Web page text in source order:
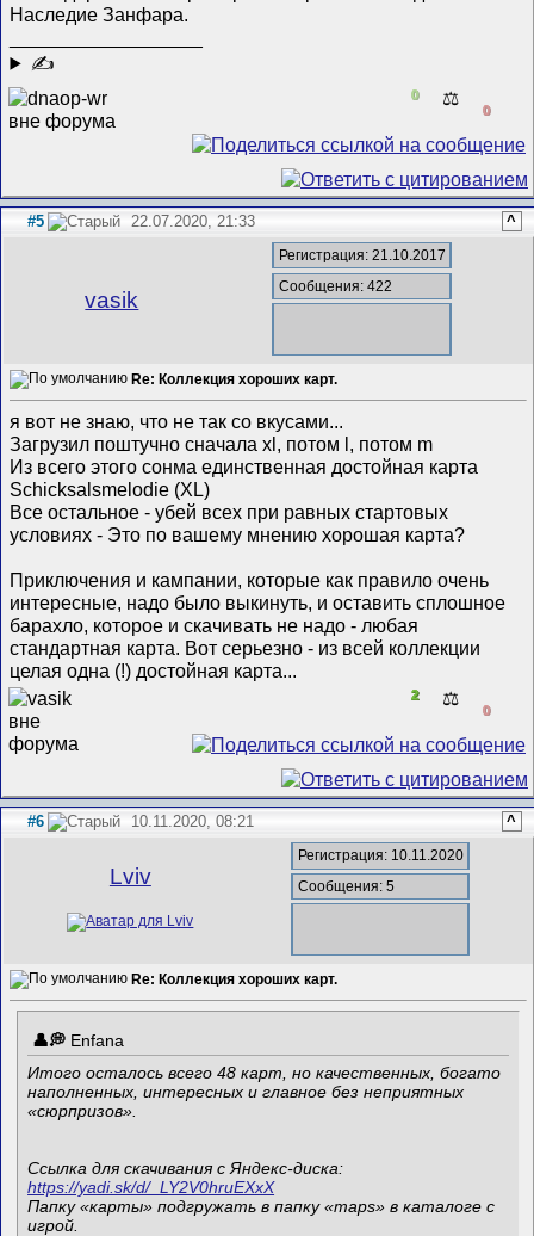
Наследие Занфара.
✍
0 ⚖️
0
#5 22.07.2020, 21:33 ^
vasik
Регистрация: 21.10.2017
Сообщения: 422
Re: Коллекция хороших карт.
я вот не знаю, что не так со вкусами...
Загрузил поштучно сначала xl, потом l, потом m
Из всего этого сонма единственная достойная карта
Schicksalsmelodie (XL)
Все остальное - убей всех при равных стартовых
условиях - Это по вашему мнению хорошая карта?
Приключения и кампании, которые как правило очень
интересные, надо было выкинуть, и оставить сплошное
барахло, которое и скачивать не надо - любая
стандартная карта. Вот серьезно - из всей коллекции
целая одна (!) достойная карта...
2 ⚖️
0
#6 10.11.2020, 08:21 ^
Lviv
Регистрация: 10.11.2020
Сообщения: 5
Re: Коллекция хороших карт.
Enfana
Итого осталось всего 48 карт, но качественных, богато
наполненных, интересных и главное без неприятных
«сюрпризов».
Ссылка для скачивания с Яндекс-диска:
https://yadi.sk/d/_LY2V0hruEXxX
Папку «карты» подгружать в папку «maps» в каталоге с
игрой.